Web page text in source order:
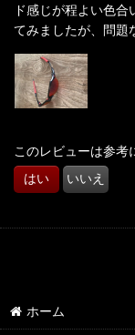
ド感じが程よい色
てみましたが、問題
このレビューは参考
はい いいえ
ホーム